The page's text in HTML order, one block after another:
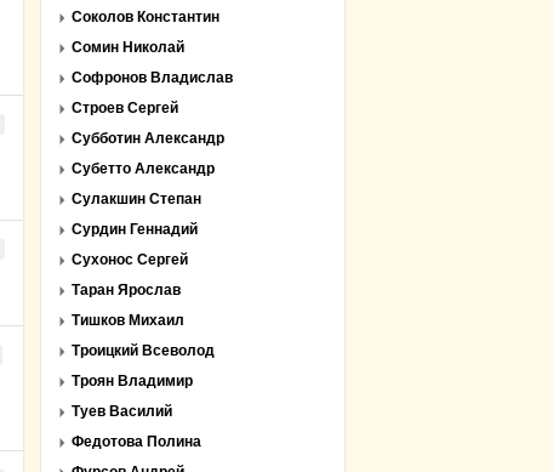
Соколов Константин
Сомин Николай
Софронов Владислав
Строев Сергей
Субботин Александр
Субетто Александр
Сулакшин Степан
Сурдин Геннадий
Сухонос Сергей
Таран Ярослав
Тишков Михаил
Троицкий Всеволод
Троян Владимир
Туев Василий
Федотова Полина